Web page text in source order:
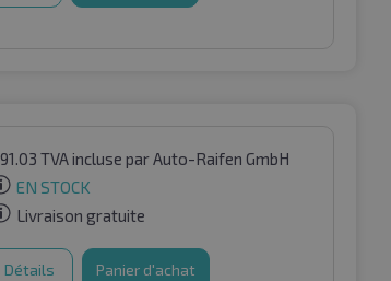
91.03 TVA incluse par Auto-Raifen GmbH
EN STOCK
Livraison gratuite
Détails Panier d'achat